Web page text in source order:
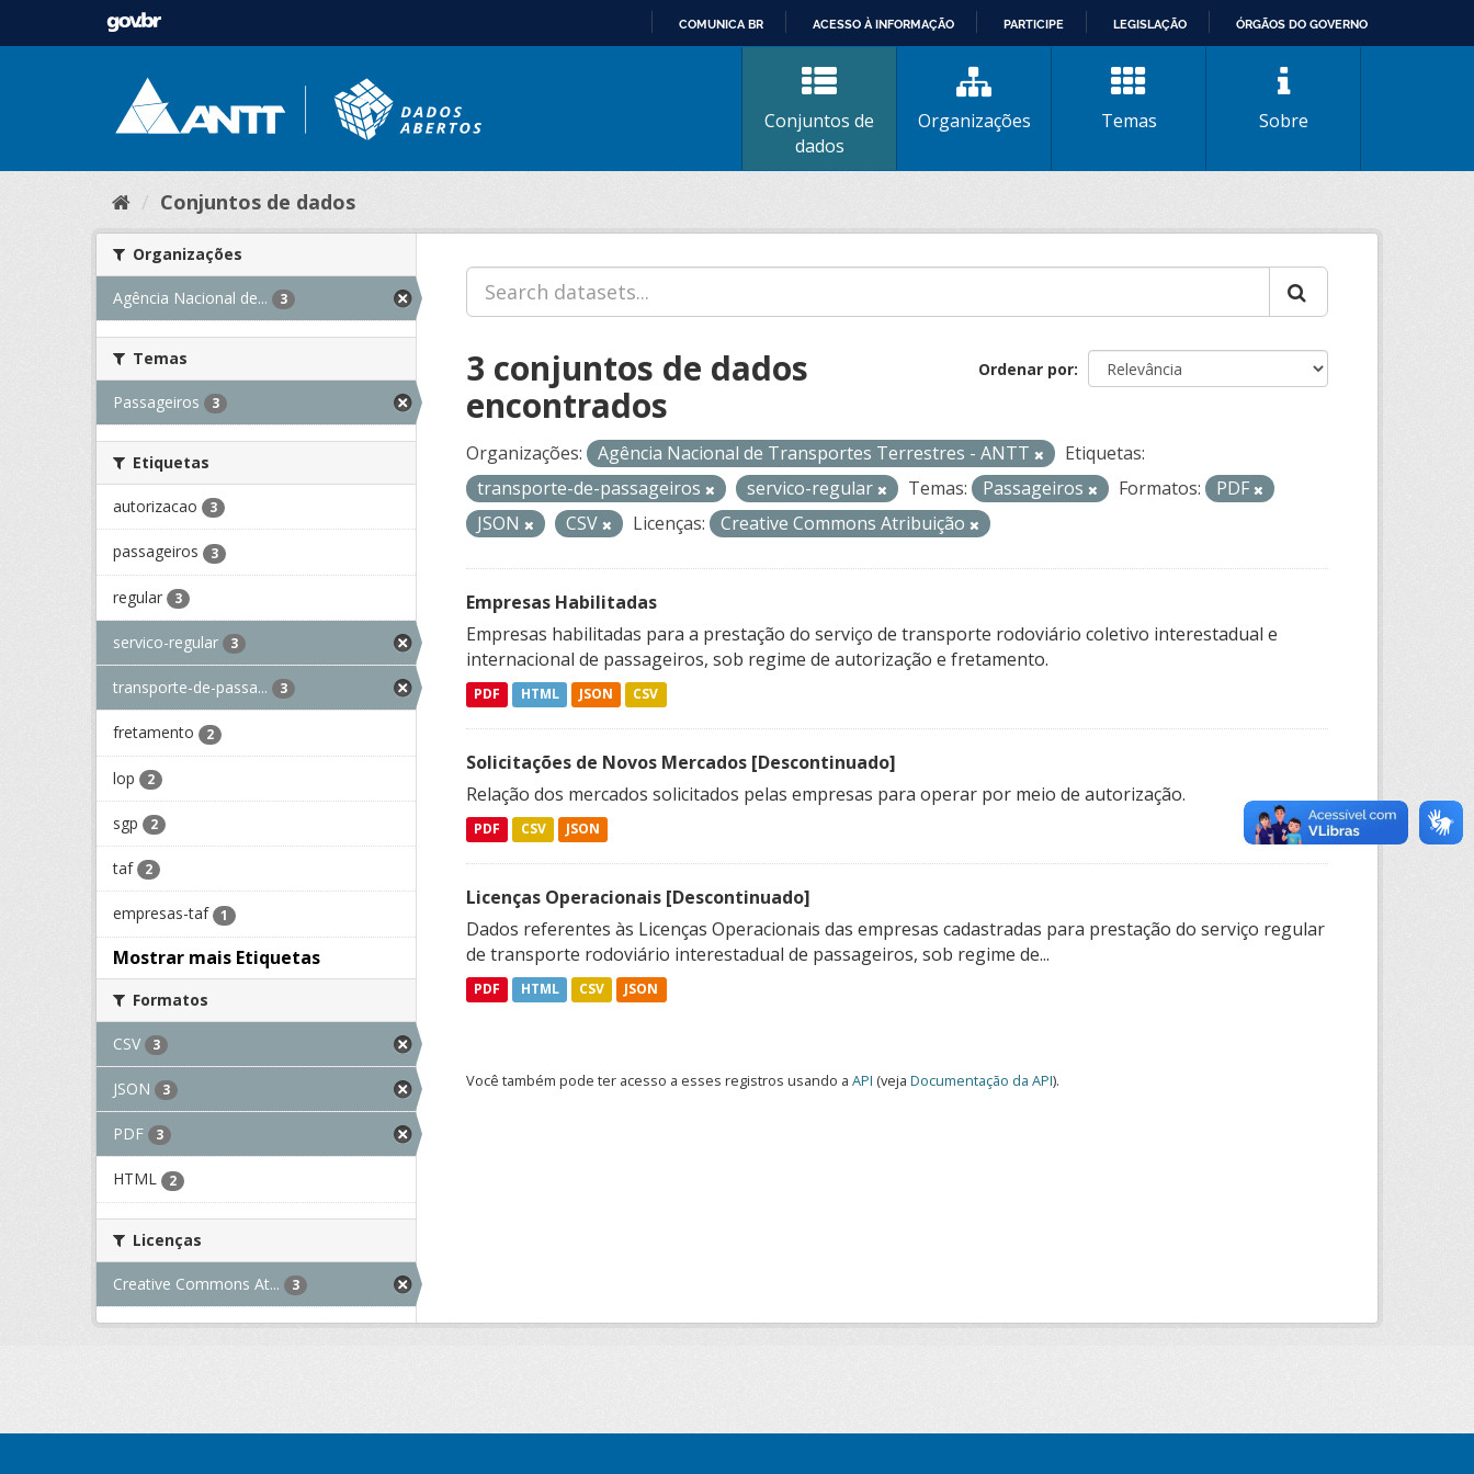
CONTEÚDO
COMUNICA BR ACESSO À INFORMAÇÃO PARTICIPE LEGISLAÇÃO ÓRGÃOS DO GOVERNO
Conjuntos de
dados
Organizações Temas Sobre
Conjuntos de dados
Organizações
Agência Nacional de... 3
Temas
Passageiros 3
Etiquetas
autorizacao 3
passageiros 3
regular 3
servico-regular 3
transporte-de-passa... 3
fretamento 2
lop 2
sgp 2
taf 2
empresas-taf 1
Mostrar mais Etiquetas
Formatos
CSV 3
JSON 3
PDF 3
HTML 2
Licenças
Creative Commons At... 3
Ordenar por
3 conjuntos de dados
encontrados
Organizações: Agência Nacional de Transportes Terrestres - ANTT
Etiquetas:
transporte-de-passageiros
servico-regular Temas: Passageiros Formatos:
PDF
JSON
CSV Licenças: Creative Commons Atribuição
Empresas Habilitadas
Empresas habilitadas para a prestação do serviço de transporte rodoviário coletivo interestadual e
internacional de passageiros, sob regime de autorização e fretamento.
PDF HTML JSON CSV
Solicitações de Novos Mercados [Descontinuado]
Relação dos mercados solicitados pelas empresas para operar por meio de autorização.
PDF CSV JSON
Licenças Operacionais [Descontinuado]
Dados referentes às Licenças Operacionais das empresas cadastradas para prestação do serviço regular
de transporte rodoviário interestadual de passageiros, sob regime de...
PDF HTML CSV JSON
Você também pode ter acesso a esses registros usando a API (veja Documentação da API).